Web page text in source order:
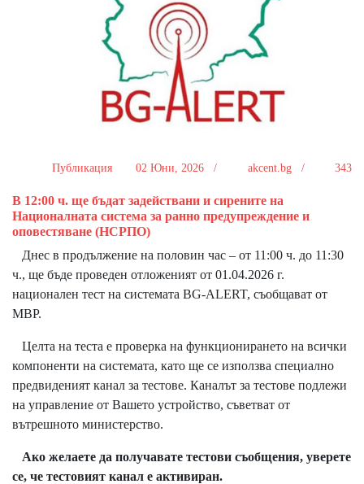
Публикация 02 Юни, 2026 / akcent.bg / 343
В 12:00 ч. ще бъдат задействани и сирените на
Националната система за ранно предупреждение и
оповестяване (НСРПО)
Днес в продължение на половин час – от 11:00 ч. до 11:30
ч., ще бъде проведен отложеният от 01.04.2026 г.
национален тест на системата BG-ALERT, съобщават от
МВР.
Целта на теста е проверка на функционирането на всички
компоненти на системата, като ще се използва специално
предвиденият канал за тестове. Каналът за тестове подлежи
на управление от Вашето устройство, съветват от
вътрешното министерство.
Ако желаете да получавате тестови съобщения, уверете
се, че тестовият канал е активиран.